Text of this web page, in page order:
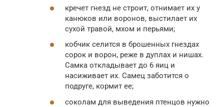
кречет гнезд не строит, отнимает их у
канюков или воронов, выстилает их
сухой травой, мхом и перьями;
кобчик селится в брошенных гнездах
сорок и ворон, реже в дуплах и нишах.
Самка откладывает до 6 яиц и
насиживает их. Самец заботится о
подруге, кормит ее;
соколам для выведения птенцов нужно